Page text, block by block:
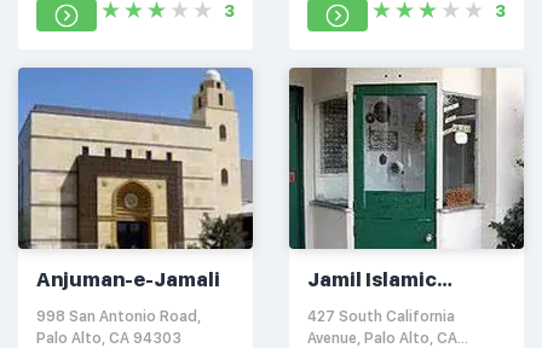
3 3
Anjuman-e-Jamali
998 San Antonio Road,
Palo Alto, CA 94303
Jamil Islamic
Center
427 South California
Avenue, Palo Alto, CA